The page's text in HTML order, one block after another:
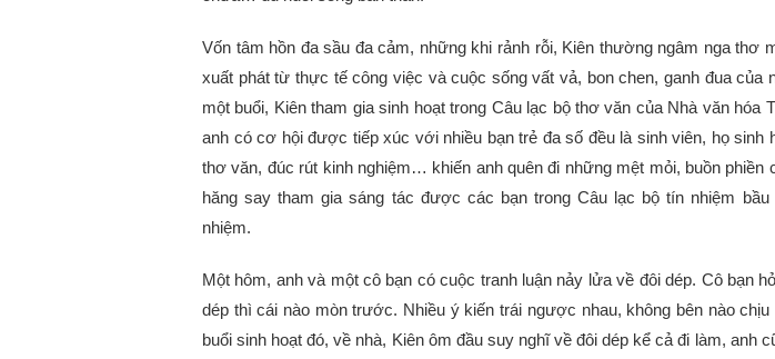
Vốn tâm hồn đa sầu đa cảm, những khi rảnh rỗi, Kiên thường ngâm nga thơ
xuất phát từ thực tế công việc và cuộc sống vất vả, bon chen, ganh đua của
một buổi, Kiên tham gia sinh hoạt trong Câu lạc bộ thơ văn của Nhà văn hóa
anh có cơ hội được tiếp xúc với nhiều bạn trẻ đa số đều là sinh viên, họ sinh
thơ văn, đúc rút kinh nghiệm… khiến anh quên đi những mệt mỏi, buồn phiền
hăng say tham gia sáng tác được các bạn trong Câu lạc bộ tín nhiệm
nhiệm.
Một hôm, anh và một cô bạn có cuộc tranh luận nảy lửa về đôi dép. Cô bạn
dép thì cái nào mòn trước. Nhiều ý kiến trái ngược nhau, không bên nào chịu
buổi sinh hoạt đó, về nhà, Kiên ôm đầu suy nghĩ về đôi dép kể cả đi làm, anh